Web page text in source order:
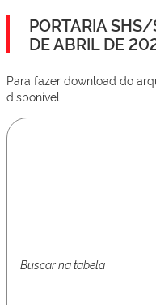
PORTARIA
DE ABRIL DE
Para fazer download do
disponível